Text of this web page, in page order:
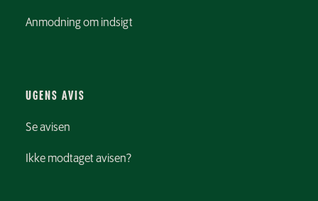
Anmodning om indsigt
UGENS AVIS
Se avisen
Ikke modtaget avisen?